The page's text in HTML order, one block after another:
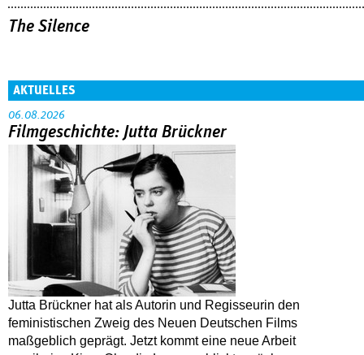
The Silence
AKTUELLES
06.08.2026
Filmgeschichte: Jutta Brückner
Jutta Brückner hat als Autorin und Regisseurin den
feministischen Zweig des Neuen Deutschen Films
maßgeblich geprägt. Jetzt kommt eine neue Arbeit